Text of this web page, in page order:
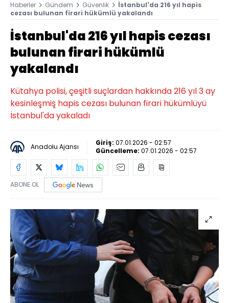
Haberler Gündem Güvenlik
İstanbul'da 216 yıl hapis
cezası bulunan firari hükümlü yakalandı
İstanbul'da 216 yıl hapis cezası
bulunan firari hükümlü
yakalandı
Kütahya polisi, çeşitli suçlardan hakkında 216 yıl 3 ay
kesinleşmiş hapis cezası bulunan firari hükümlüyü
İstanbul'da yakaladı
Anadolu Ajansı Giriş: 07.01.2026 - 02:57
Güncelleme: 07.01.2026 - 02:57
ABONE OL